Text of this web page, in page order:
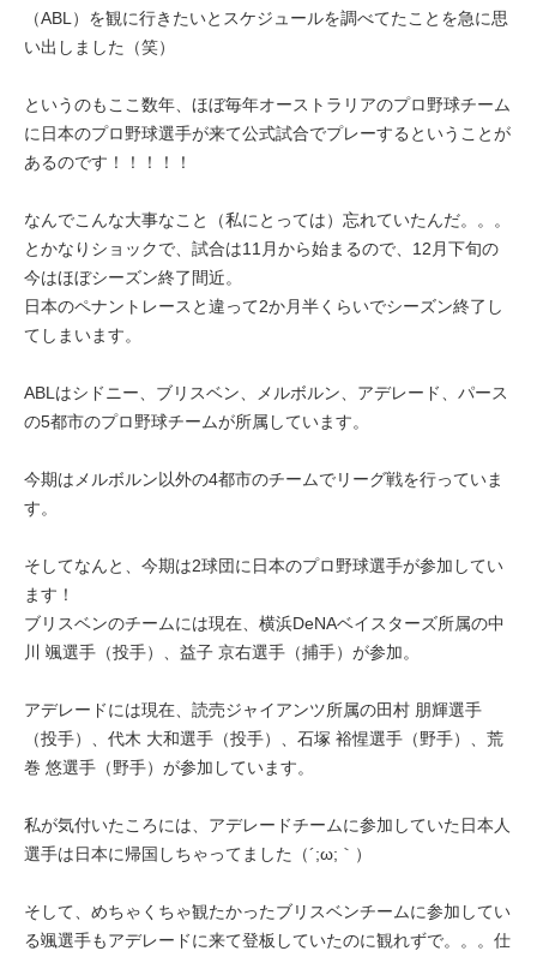
（ABL）を観に行きたいとスケジュールを調べてたことを急に思
い出しました（笑）
というのもここ数年、ほぼ毎年オーストラリアのプロ野球チーム
に日本のプロ野球選手が来て公式試合でプレーするということが
あるのです！！！！！
なんでこんな大事なこと（私にとっては）忘れていたんだ。。。
とかなりショックで、試合は11月から始まるので、12月下旬の
今はほぼシーズン終了間近。
日本のペナントレースと違って2か月半くらいでシーズン終了し
てしまいます。
ABLはシドニー、ブリスベン、メルボルン、アデレード、パース
の5都市のプロ野球チームが所属しています。
今期はメルボルン以外の4都市のチームでリーグ戦を行っていま
す。
そしてなんと、今期は2球団に日本のプロ野球選手が参加してい
ます！
ブリスベンのチームには現在、横浜DeNAベイスターズ所属の中
川 颯選手（投手）、益子 京右選手（捕手）が参加。
アデレードには現在、読売ジャイアンツ所属の田村 朋輝選手
（投手）、代木 大和選手（投手）、石塚 裕惺選手（野手）、荒
巻 悠選手（野手）が参加しています。
私が気付いたころには、アデレードチームに参加していた日本人
選手は日本に帰国しちゃってました（´;ω;｀）
そして、めちゃくちゃ観たかったブリスベンチームに参加してい
る颯選手もアデレードに来て登板していたのに観れずで。。。仕